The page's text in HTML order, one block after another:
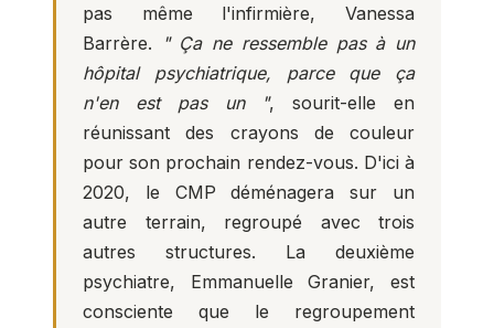
pas même l'infirmière, Vanessa
Barrère.
" Ça ne ressemble pas à un
hôpital psychiatrique, parce que ça
n'en est pas un ", sourit-elle en
réunissant des crayons de couleur
pour son prochain rendez-vous. D'ici à
2020, le CMP déménagera sur un
autre terrain, regroupé avec trois
autres structures. La deuxième
psychiatre, Emmanuelle Granier, est
consciente que le regroupement